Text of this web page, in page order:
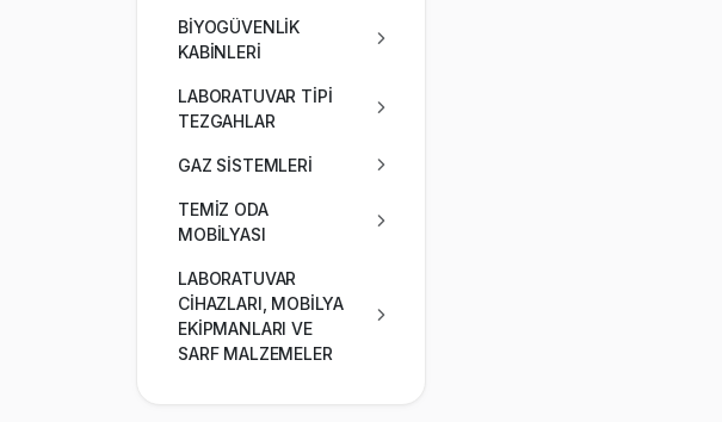
BİYOGÜVENLİK
KABİNLERİ
LABORATUVAR TİPİ
TEZGAHLAR
GAZ SİSTEMLERİ
TEMİZ ODA
MOBİLYASI
LABORATUVAR
CİHAZLARI, MOBİLYA
EKİPMANLARI VE
SARF MALZEMELER